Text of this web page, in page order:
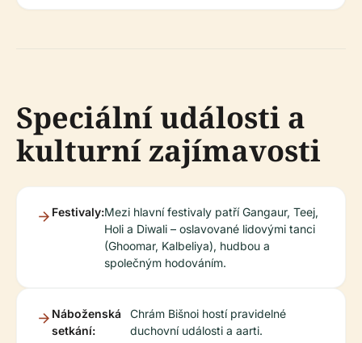
Speciální události a
kulturní zajímavosti
Festivaly:Mezi hlavní festivaly patří Gangaur, Teej,
Holi a Diwali – oslavované lidovými tanci
(Ghoomar, Kalbeliya), hudbou a
společným hodováním.
Náboženská
setkání:
Chrám Bišnoi hostí pravidelné
duchovní události a aarti.